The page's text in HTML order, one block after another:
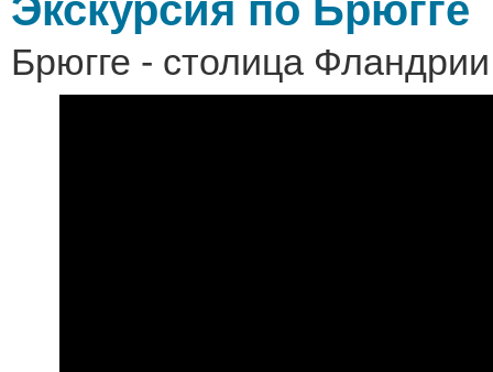
Экскурсия по Брюгге
Брюгге - столица